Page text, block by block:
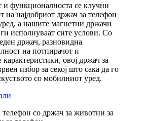
и функционалноста се клучни
на најдобриот држач за телефон
а нашите магнетни држачи
исполнуваат сите услови. Со
држач, разновидна
на потпирачот и
карактеристики, овој држач за
избор за секој што сака да го
со мобилниот уред.